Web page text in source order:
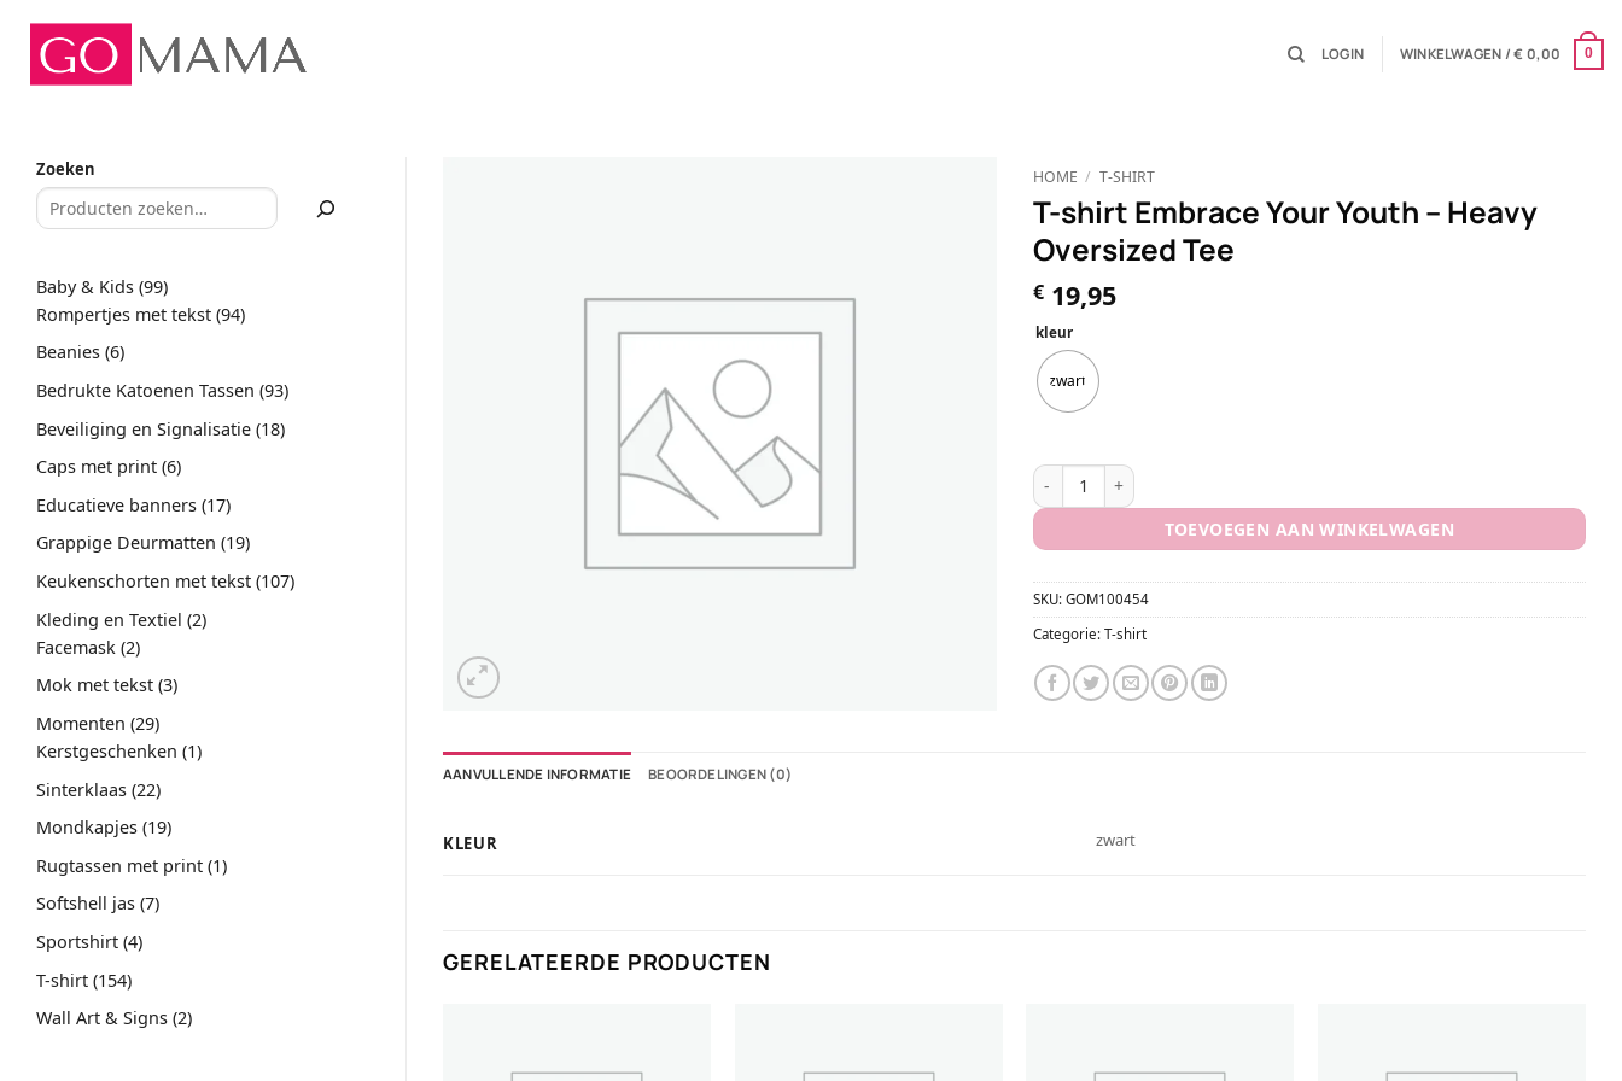
inhoud
LOGIN WINKELWAGEN /€ 0,00 0
Zoeken
Baby & Kids 9999
producten
Rompertjes met tekst 9494
Beanies 66
Bedrukte Katoenen Tassen 9393
Beveiliging en Signalisatie 1818
Caps met print 66
Educatieve banners 1717
producten
Grappige Deurmatten 1919
Keukenschorten met tekst 107107
Kleding en Textiel 22
Facemask 22
Mok met tekst 33
Momenten 2929
producten
Kerstgeschenken 11
Sinterklaas 2222
Mondkapjes 1919
producten
Rugtassen met print 11
Softshell jas 77
Sportshirt 44
T-shirt 154154
producten
Wall Art & Signs 22
HOME / T-SHIRT
T-shirt Embrace Your Youth – Heavy
Oversized Tee
€19,95
kleur
zwart
T-shirt Embrace Your Youth - Heavy Oversized Tee aantal
TOEVOEGEN AAN WINKELWAGEN
SKU: GOM100454
Categorie: T-shirt
AANVULLENDE INFORMATIE BEOORDELINGEN (0)
KLEUR zwart
GERELATEERDE PRODUCTEN